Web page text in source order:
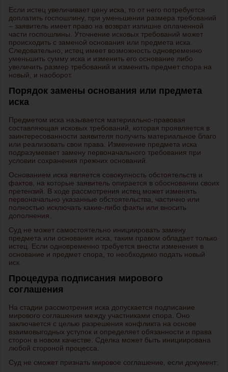
Если истец увеличивает цену иска, то от него потребуется
доплатить госпошлину, при уменьшении размера требований
– заявитель имеет право на возврат излишне оплаченной
части госпошлины. Уточнение исковых требований может
происходить с заменой основания или предмета иска.
Следовательно, истец имеет возможность одновременно
уменьшить сумму иска и изменить его основание либо
увеличить размер требований и изменить предмет спора на
новый, и наоборот.
Порядок замены основания или предмета
иска
Предметом иска называется материально-правовая
составляющая исковых требований, которая проявляется в
заинтересованности заявителя получить материальное благо
или реализовать свои права. Изменение предмета иска
подразумевает замену первоначального требования при
условии сохранения прежних оснований.
Основанием иска является совокупность обстоятельств и
фактов, на которые заявитель опирается в обосновании своих
претензий. В ходе рассмотрения истец может изменять
первоначально указанные обстоятельства, частично или
полностью исключать какие-либо факты или вносить
дополнения.
Суд не может самостоятельно инициировать замену
предмета или основания иска, таким правом обладает только
истец. Если одновременно требуется внести изменения в
основание и предмет спора, то необходимо подать новый
иск.
Процедура подписания мирового
соглашения
На стадии рассмотрения иска допускается подписание
мирового соглашения между участниками спора. Оно
заключается с целью разрешения конфликта на основе
взаимовыгодных уступок и определяет обязанности и права
сторон в новом качестве. Сделка может быть инициирована
любой стороной процесса.
Суд не сможет признать мировое соглашение, если документ: